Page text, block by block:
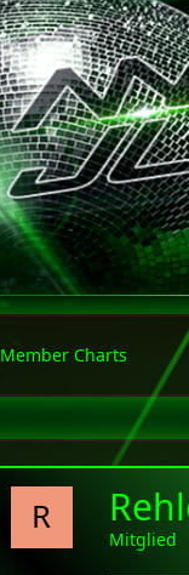
Member Charts
R
Mitglied